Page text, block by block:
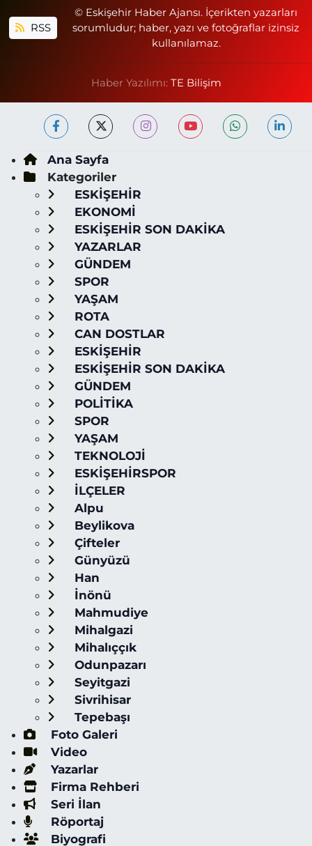
RSS
© Eskişehir Haber Ajansı. İçerikten yazarları
sorumludur; haber, yazı ve fotoğraflar izinsiz
kullanılamaz.
Haber Yazılımı: TE Bilişim
Ana Sayfa
Kategoriler
ESKİŞEHİR
EKONOMİ
ESKİŞEHİR SON DAKİKA
YAZARLAR
GÜNDEM
SPOR
YAŞAM
ROTA
CAN DOSTLAR
ESKİŞEHİR
ESKİŞEHİR SON DAKİKA
GÜNDEM
POLİTİKA
SPOR
YAŞAM
TEKNOLOJİ
ESKİŞEHİRSPOR
İLÇELER
Alpu
Beylikova
Çifteler
Günyüzü
Han
İnönü
Mahmudiye
Mihalgazi
Mihalıççık
Odunpazarı
Seyitgazi
Sivrihisar
Tepebaşı
Foto Galeri
Video
Yazarlar
Firma Rehberi
Seri İlan
Röportaj
Biyografi